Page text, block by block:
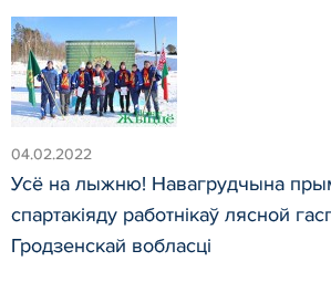
04.02.2022
Усё на лыжню! Навагрудчына
спартакіяду работнікаў лясной
Гродзенскай вобласці